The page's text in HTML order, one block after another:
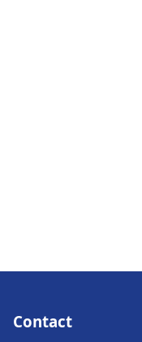
Contact